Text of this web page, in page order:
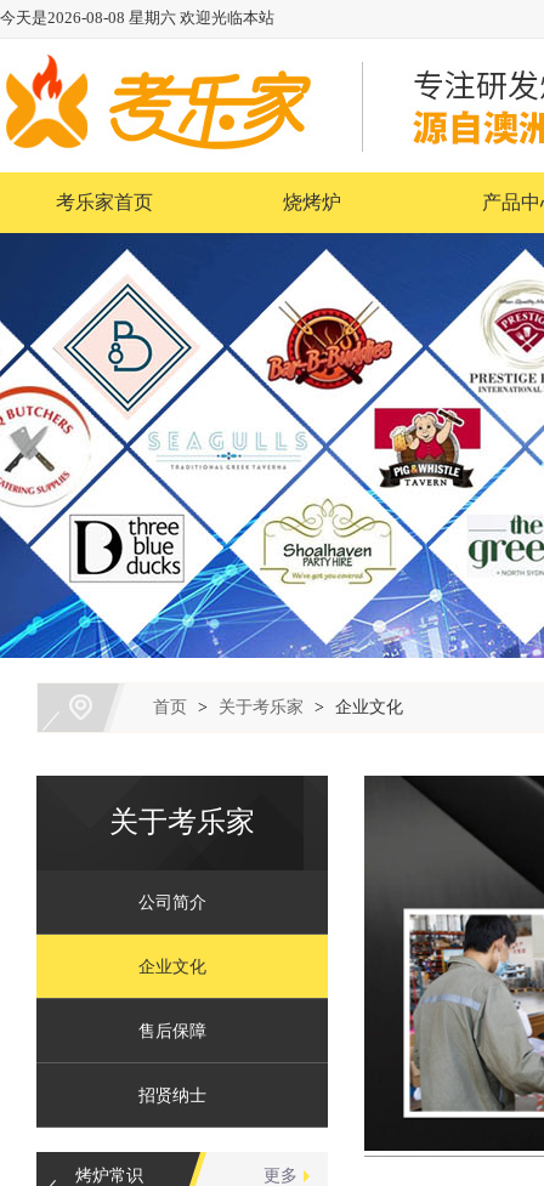
今天是2026-08-08 星期六 欢迎光临本站
考乐家首页 烧烤炉 产品中
首页 > 关于考乐家 > 企业文化
关于考乐家
公司简介
企业文化
售后保障
招贤纳士
更多
烤炉常识